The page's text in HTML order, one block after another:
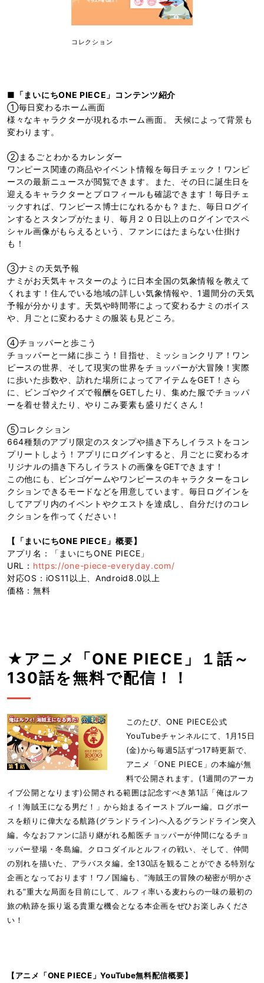
コレクション
■「まいにちONE PIECE」コンテンツ紹介
①毎日変わるホーム画面
様々なキャラクターが現れるホーム画面。 天候によって背景も
変わります。
②まるごとわかるカレンダー
ワンピース関連の商品やイベント情報を毎日チェック！ワンピ
ースの最新ニュースが閲覧できます。また、その日に誕生日を
迎えるキャラクターとプロフィールも確認できます！毎日チェ
ックすれば、ワンピース博士になれるかも？また、毎日ログイ
ンするとスタンプがたまり、毎月２０日以上のログインでスペ
シャル画像がもらえるという、ファンにはたまらない仕掛け
も！
③ナミの天気予報
ナミがお天気キャスターのように日本全国の気象情報を教えて
くれます！住んでいる地域の詳しい気象情報や、1週間分の天気
予報が分かります。天気や時間帯によって変わるナミのボイス
や、月ごとに変わるナミの服装も見どころ。
④チョッパーと歩こう
チョッパーと一緒に歩こう！目指せ、ミッションクリア！ワン
ピースの世界、そして現実の世界をチョッパーが大冒険！実際
に歩いた歩数や、訪れた場所によってアイテムをGET！さら
に、ビンゴやクイズで報酬をGETしたり、集めた服でチョッパ
ーを着せ替えたり、やりこみ要素も盛りだくさん！
⑤コレクション
664種類のアプリ限定のスタンプや描き下ろしイラストをコン
プリートしよう！アプリにログインすると、月ごとに変わるオ
リジナルの描き下ろしイラストの画像をGETできます！
この他にも、ビンゴゲームやワンピースのキャラクターをコレ
クションできるモードなどを用意しています。毎日ログインを
してアプリ内のイベントやクエストを達成し、自分だけのコレ
クションを作ってください！
【「まいにちONE PIECE」概要】
アプリ名：「まいにちONE PIECE」
URL： https://one-piece-everyday.com/
対応OS：iOS11以上、Android8.0以上
価格：無料
★アニメ「ONE PIECE」１話～
130話を無料で配信！！
このたび、ONE PIECE公式
YouTubeチャンネルにて、1月15日
(金)から毎週5話ずつ17時更新で、
アニメ「ONE PIECE」の本編が無
料で公開されます。(1週間のアーカ
イブ公開となります)公開される範囲は記念すべき第1話「俺はルフ
ィ！海賊王になる男だ！」から始まるイーストブルー編。ログポー
スを頼りに偉大なる航路(グランドライン)へ入るグランドライン突入
編。今なおファンに語り継がれる船医チョッパーが仲間になるチョ
ッパー登場・冬島編。クロコダイルとルフィの戦い、そして、仲間
の別れを描いた、アラバスタ編。全130話を観ることができる特別な
企画となっております！ワノ国編も、“海賊王の冒険の秘密が明かさ
れる”重大な局面を目前にして、ルフィ率いる麦わらの一味の最初の
旅の軌跡を振り返る貴重な機会となる本企画をぜひお楽しみくださ
い！
【アニメ「ONE PIECE」YouTube無料配信概要】